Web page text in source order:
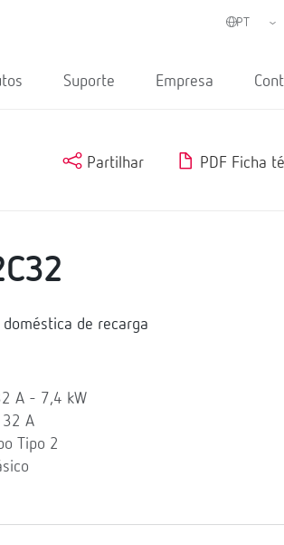
Suporte Empresa
Partilhar PDF Ficha
doméstica de recarga
A - 7,4 kW
32 A
Tipo 2